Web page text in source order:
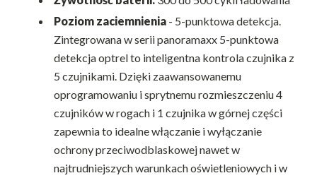
Poziom zaciemnienia - 5-punktowa detekcja.
Zintegrowana w serii panoramaxx 5-punktowa
detekcja optrel to inteligentna kontrola czujnika z
5 czujnikami. Dzięki zaawansowanemu
oprogramowaniu i sprytnemu rozmieszczeniu 4
czujników w rogach i 1 czujnika w górnej części
zapewnia to idealne włączanie i wyłączanie
ochrony przeciwodblaskowej nawet w
najtrudniejszych warunkach oświetleniowych i w